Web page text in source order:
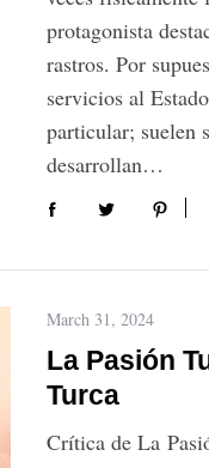
protagonista
rastros. Por
servicios al
particular; suelen
desarrollan…
March 31, 2024
La Pasión
Turca
Crítica de La